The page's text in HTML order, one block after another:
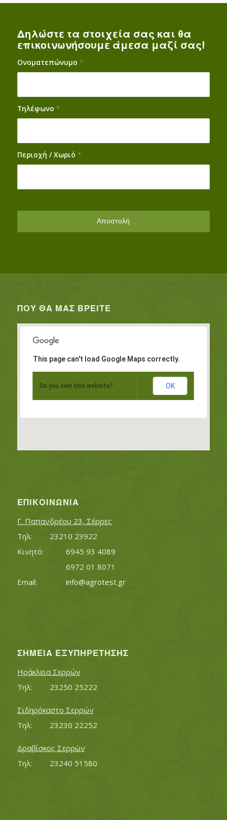
Δηλώστε τα στοιχεία σας και θα
επικοινωνήσουμε άμεσα μαζί σας!
Ονοματεπώνυμο *
Τηλέφωνο *
Περιοχή / Χωριό *
ΠΟΥ ΘΑ ΜΑΣ ΒΡΕΊΤΕ
This page can't load Google Maps correctly.
Do you own this website? OK
ΕΠΙΚΟΙΝΩΝΊΑ
Γ. Παπανδρέου 23, Σέρρες
Τηλ:		23210 23922
Κινητό:		6945 93 4089
			6972 01 8071
info@agrotest.gr
ΣΗΜΕΊΑ ΕΞΥΠΗΡΈΤΗΣΗΣ
Ηράκλεια Σερρών
Τηλ:		23250 25222
Σιδηρόκαστο Σερρών
Τηλ:		23230 22252
Δραβίσκος Σερρών
Τηλ:		23240 51580